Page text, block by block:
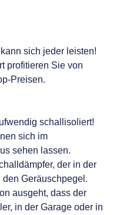
sich jeder leisten!
profitieren Sie von
Preisen.
schallisoliert!
sich im
sehen lassen.
der in der
Geräuschpegel.
ausgeht, dass der
in der Garage oder in